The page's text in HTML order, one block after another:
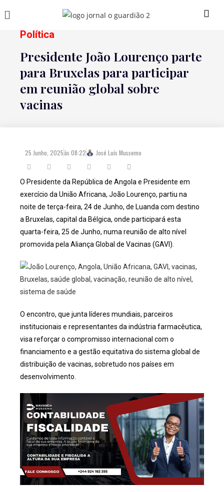
Política
Presidente João Lourenço parte
para Bruxelas para participar
em reunião global sobre
vacinas
25 Junho, 2025às 08:22 José Luís Mussemo
O Presidente da República de Angola e Presidente em
exercício da União Africana, João Lourenço, partiu na
noite de terça-feira, 24 de Junho, de Luanda com destino
a Bruxelas, capital da Bélgica, onde participará esta
quarta-feira, 25 de Junho, numa reunião de alto nível
promovida pela Aliança Global de Vacinas (GAVI).
O encontro, que junta líderes mundiais, parceiros
institucionais e representantes da indústria farmacêutica,
visa reforçar o compromisso internacional com o
financiamento e a gestão equitativa do sistema global de
distribuição de vacinas, sobretudo nos países em
desenvolvimento.